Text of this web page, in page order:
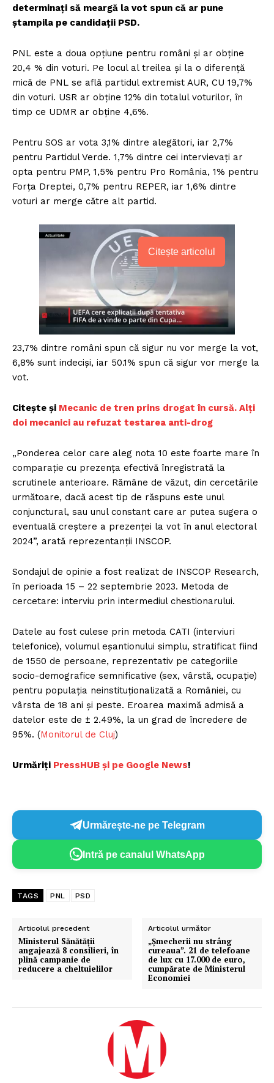
determinați să meargă la vot spun că ar pune
ștampila pe candidații PSD.
PNL este a doua opțiune pentru români și ar obține
20,4 % din voturi. Pe locul al treilea și la o diferență
mică de PNL se află partidul extremist AUR, CU 19,7%
din voturi. USR ar obține 12% din totalul voturilor, în
timp ce UDMR ar obține 4,6%.
Pentru SOS ar vota 3,1% dintre alegători, iar 2,7%
pentru Partidul Verde. 1,7% dintre cei intervievați ar
opta pentru PMP, 1,5% pentru Pro România, 1% pentru
Forța Dreptei, 0,7% pentru REPER, iar 1,6% dintre
voturi ar merge către alt partid.
Citește articolul
23,7% dintre români spun că sigur nu vor merge la vot,
6,8% sunt indeciși, iar 50.1% spun că sigur vor merge la
vot.
Citește și Mecanic de tren prins drogat în cursă. Alți
doi mecanici au refuzat testarea anti-drog
„Ponderea celor care aleg nota 10 este foarte mare în
comparație cu prezența efectivă înregistrată la
scrutinele anterioare. Rămâne de văzut, din cercetările
următoare, dacă acest tip de răspuns este unul
conjunctural, sau unul constant care ar putea sugera o
eventuală creștere a prezenței la vot în anul electoral
2024”, arată reprezentanții INSCOP.
Sondajul de opinie a fost realizat de INSCOP Research,
în perioada 15 – 22 septembrie 2023. Metoda de
cercetare: interviu prin intermediul chestionarului.
Datele au fost culese prin metoda CATI (interviuri
telefonice), volumul eșantionului simplu, stratificat fiind
de 1550 de persoane, reprezentativ pe categoriile
socio-demografice semnificative (sex, vârstă, ocupație)
pentru populația neinstituționalizată a României, cu
vârsta de 18 ani și peste. Eroarea maximă admisă a
datelor este de ± 2.49%, la un grad de încredere de
95%. (Monitorul de Cluj)
Urmăriți PressHUB și pe Google News!
Urmărește-ne pe Telegram
Intră pe canalul WhatsApp
TAGS PNL PSD
Articolul precedent
Ministerul Sănătății
angajează 8 consilieri, în
plină campanie de
reducere a cheltuielilor
Articolul următor
„Șmecherii nu strâng
cureaua”. 21 de telefoane
de lux cu 17.000 de euro,
cumpărate de Ministerul
Economiei